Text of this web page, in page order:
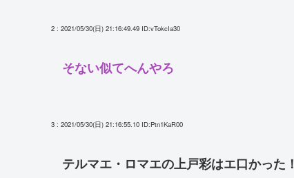
2 : 2021/05/30(日) 21:16:49.49 ID:vTokcIa30
そない似てへんやろ
3 : 2021/05/30(日) 21:16:55.10 ID:Ptn1KaR00
テルマエ・ロマエの上戸彩はエ口かった！